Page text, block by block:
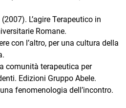
L’agire Terapeutico in
Romane.
con l’altro, per una cultura della
comunità terapeutica per
Edizioni Gruppo Abele.
fenomenologia dell’incontro.